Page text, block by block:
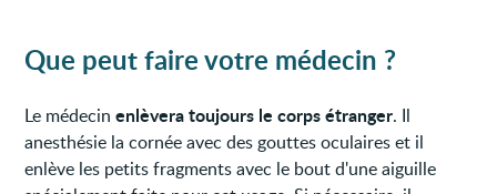
Que peut faire votre médecin ?
Le médecinenlèvera toujours le corps étranger. Il
anesthésie la cornée avec des gouttes oculaires et il
enlève les petits fragments avec le bout d'une aiguille